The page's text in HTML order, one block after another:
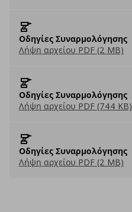
Οδηγίες Συναρμολόγησης
Λήψη αρχείου PDF (2 MB)
Οδηγίες Συναρμολόγησης
Λήψη αρχείου PDF (744 KB)
Οδηγίες Συναρμολόγησης
Λήψη αρχείου PDF (2 MB)